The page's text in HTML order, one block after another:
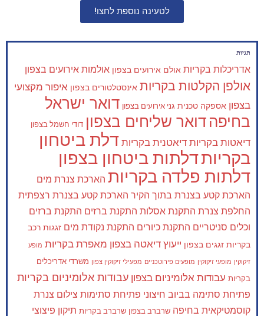
לטעינה נוספת לחצו!
תגיות
אדריכלות בקריות אולם אירועים בצפון אולמות אירועים בצפון
אולפן הקלטות בקריות אינסטלטורים בצפון איפור מקצועי
בצפון אספקה טכנית גני אירועים בצפון דואר ישראל
בחיפה דואר שליחים בצפון דודי חשמל בצפון
דיאטות בקריות דיאטנית בקריות דלת ביטחון
בקריותדלתות ביטחון בצפון
דלתות פלדה בקריות הארכת צנרת מים
הארכת קטע בצנרת בתוך הקיר הארכת קטע בצנרת רצפתית
החלפת צנרת התקנת אסלות התקנת ברזים התקנת ברזים
וכלים סניטריים התקנת כיורים התקנת נקודת מים זגגות רכב
בקריות זגגים בצפון ייעוץ דיאטה בצפון מאפרת בקריות מופע
זיקוקין מופעי זיקוקין מופעים פירוטכניים מפעילי זיקוקין צפון משרדי אדריכלים
בקריות עבודות אלומיניום בצפון עבודות אלומיניום בקריות
פתיחת סתימה בביוב חיצוני פתיחת סתימות צילום צנרת
קוסמטיקאית בחיפה שרברב בצפון שרברב בקריות תיקון פיצוצי